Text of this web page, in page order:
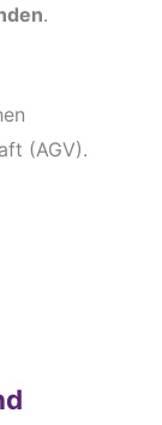
.
(AGV).